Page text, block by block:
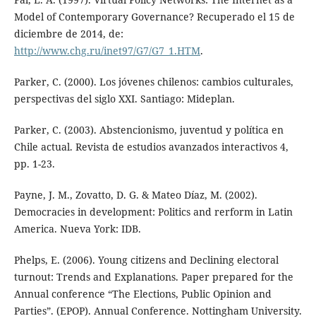
Model of Contemporary Governance? Recuperado el 15 de
diciembre de 2014, de:
http://www.chg.ru/inet97/G7/G7_1.HTM.
Parker, C. (2000). Los jóvenes chilenos: cambios culturales,
perspectivas del siglo XXI. Santiago: Mideplan.
Parker, C. (2003). Abstencionismo, juventud y política en
Chile actual. Revista de estudios avanzados interactivos 4,
pp. 1-23.
Payne, J. M., Zovatto, D. G. & Mateo Díaz, M. (2002).
Democracies in development: Politics and rerform in Latin
America. Nueva York: IDB.
Phelps, E. (2006). Young citizens and Declining electoral
turnout: Trends and Explanations. Paper prepared for the
Annual conference “The Elections, Public Opinion and
Parties”. (EPOP). Annual Conference. Nottingham University.